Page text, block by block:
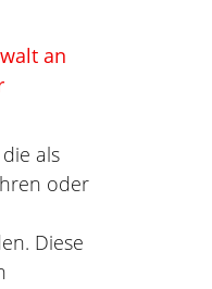
an
als
oder
Diese